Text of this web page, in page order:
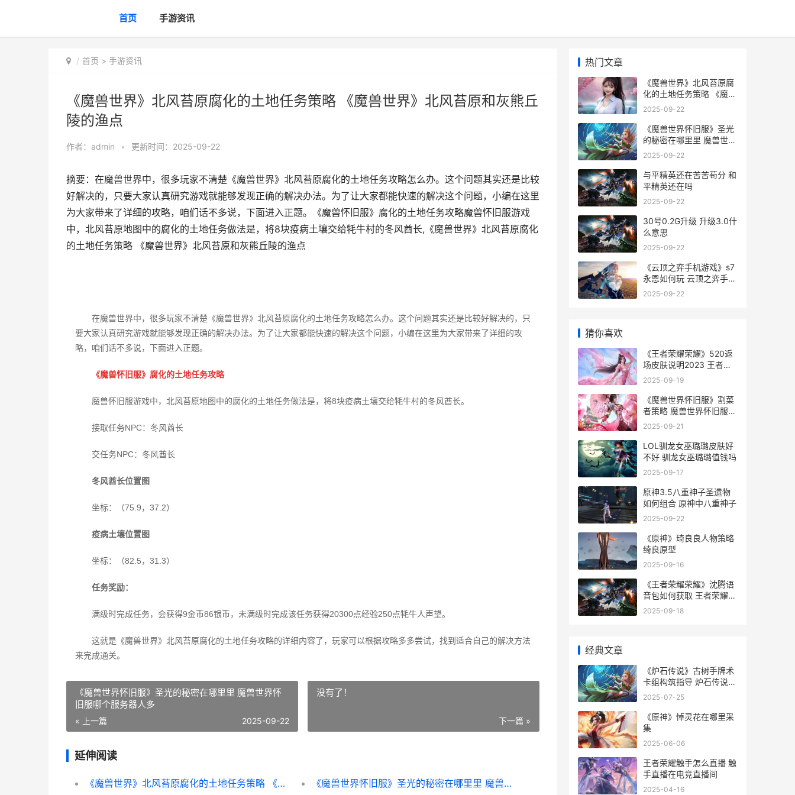
首页 手游资讯
首页 > 手游资讯
《魔兽世界》北风苔原腐化的土地任务策略 《魔兽世界》北风苔原和灰熊丘
陵的渔点
作者： admin • 更新时间：2025-09-22
摘要：在魔兽世界中，很多玩家不清楚《魔兽世界》北风苔原腐化的土地任务攻略怎么办。这个问题其实还是比较
好解决的，只要大家认真研究游戏就能够发现正确的解决办法。为了让大家都能快速的解决这个问题，小编在这里
为大家带来了详细的攻略，咱们话不多说，下面进入正题。《魔兽怀旧服》腐化的土地任务攻略魔兽怀旧服游戏
中，北风苔原地图中的腐化的土地任务做法是，将8块疫病土壤交给牦牛村的冬风酋长,《魔兽世界》北风苔原腐化
的土地任务策略 《魔兽世界》北风苔原和灰熊丘陵的渔点
在魔兽世界中，很多玩家不清楚《魔兽世界》北风苔原腐化的土地任务攻略怎么办。这个问题其实还是比较好解决的，只
要大家认真研究游戏就能够发现正确的解决办法。为了让大家都能快速的解决这个问题，小编在这里为大家带来了详细的攻
略，咱们话不多说，下面进入正题。
《魔兽怀旧服》腐化的土地任务攻略
魔兽怀旧服游戏中，北风苔原地图中的腐化的土地任务做法是，将8块疫病土壤交给牦牛村的冬风酋长。
接取任务NPC：冬风酋长
交任务NPC：冬风酋长
冬风酋长位置图
坐标：（75.9，37.2）
疫病土壤位置图
坐标：（82.5，31.3）
任务奖励：
满级时完成任务，会获得9金币86银币，未满级时完成该任务获得20300点经验250点牦牛人声望。
这就是《魔兽世界》北风苔原腐化的土地任务攻略的详细内容了，玩家可以根据攻略多多尝试，找到适合自己的解决方法
来完成通关。
《魔兽世界怀旧服》圣光的秘密在哪里里 魔兽世界怀
旧服哪个服务器人多
« 上一篇 2025-09-22
没有了！
下一篇 »
延伸阅读
《魔兽世界》北风苔原腐化的土地任务策略 《魔兽世界》北风苔原和灰熊丘陵的渔点 《魔兽世界怀旧服》圣光的秘密在哪里里 魔兽世界怀旧服哪个服务器人多
热门文章
《魔兽世界》北风苔原腐
化的土地任务策略 《魔兽
世界》北风苔原和灰熊丘
2025-09-22
《魔兽世界怀旧服》圣光
的秘密在哪里里 魔兽世界
怀旧服哪个服务器人多
2025-09-22
与平精英还在苦苦苟分 和
平精英还在吗
2025-09-22
30号0.2G升级 升级3.0什
么意思
2025-09-22
《云顶之弈手机游戏》s7
永恩如何玩 云顶之弈手机
版怎么下载
2025-09-22
猜你喜欢
《王者荣耀荣耀》520返
场皮肤说明2023 王者荣
耀荣耀印记怎么得到
2025-09-19
《魔兽世界怀旧服》割菜
者策略 魔兽世界怀旧服
60级永久服
2025-09-21
LOL驯龙女巫璐璐皮肤好
不好 驯龙女巫璐璐值钱吗
2025-09-17
原神3.5八重神子圣遗物
如何组合 原神中八重神子
2025-09-22
《原神》琦良良人物策略
绮良原型
2025-09-16
《王者荣耀荣耀》沈腾语
音包如何获取 王者荣耀荣
耀称号哪个含金量最高
2025-09-18
经典文章
《炉石传说》古树手牌术
卡组构筑指导 炉石传说古
墓惊魂高级探墓员
2025-07-25
《原神》悼灵花在哪里采
集
2025-06-06
王者荣耀触手怎么直播 触
手直播在电竞直播间
2025-04-16